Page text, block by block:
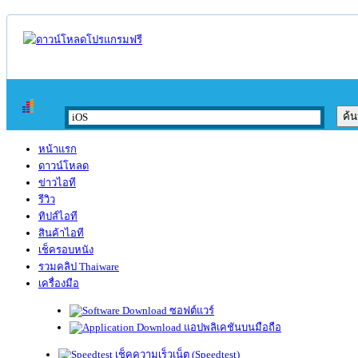
หน้าแรก
ดาวน์โหลด
ข่าวไอที
รีวิว
ทิปส์ไอที
สินค้าไอที
เช็ครอบหนัง
รวมคลิป Thaiware
เครื่องมือ
ซอฟต์แวร์
แอปพลิเคชันบนมือถือ
เช็คความเร็วเน็ต (Speedtest)